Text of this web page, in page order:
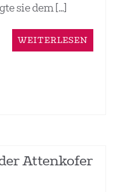
sie dem […]
WEITERLESEN
Attenkofer